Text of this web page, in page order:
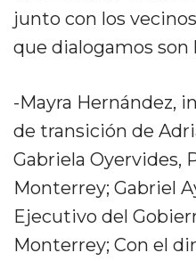
junto con los
que dialogamos son
-Mayra Hernández,
de transición de
Gabriela Oyervides,
Monterrey; Gabriel
Ejecutivo del
Monterrey; Con el